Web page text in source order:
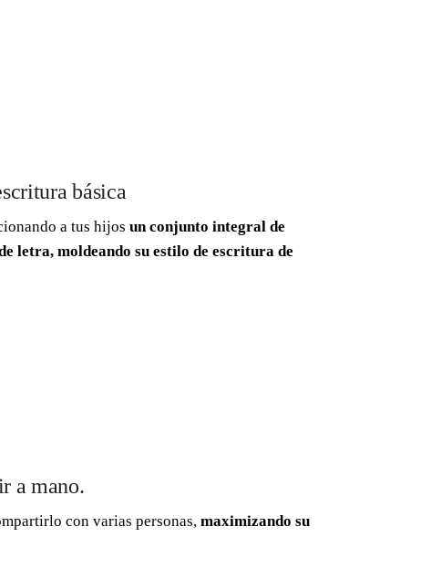
básica
a tus hijos un conjunto integral de
letra, moldeando su estilo de escritura de
a mano.
con varias personas, maximizando su